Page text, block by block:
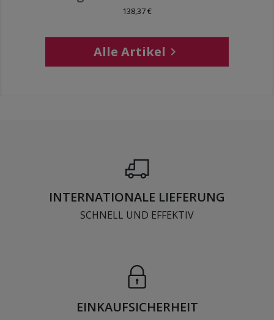
138,37 €
Alle Artikel 
INTERNATIONALE LIEFERUNG
SCHNELL UND EFFEKTIV
EINKAUFSICHERHEIT